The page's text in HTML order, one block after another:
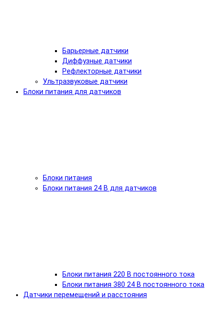
Барьерные датчики
Диффузные датчики
Рефлекторные датчики
Ультразвуковые датчики
Блоки питания для датчиков
Блоки питания
Блоки питания 24 В для датчиков
Блоки питания 220 В постоянного тока
Блоки питания 380 24 В постоянного тока
Датчики перемещений и расстояния